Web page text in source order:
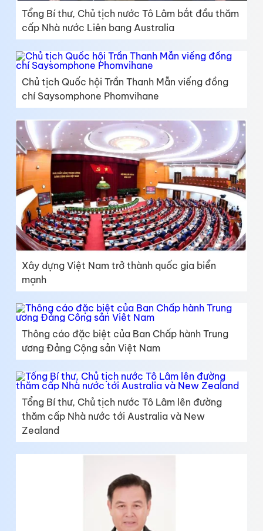
Tổng Bí thư, Chủ tịch nước Tô Lâm bắt đầu thăm
cấp Nhà nước Liên bang Australia
Chủ tịch Quốc hội Trần Thanh Mẫn viếng đồng
chí Saysomphone Phomvihane
Xây dựng Việt Nam trở thành quốc gia biển
mạnh
Thông cáo đặc biệt của Ban Chấp hành Trung
ương Đảng Cộng sản Việt Nam
Tổng Bí thư, Chủ tịch nước Tô Lâm lên đường
thăm cấp Nhà nước tới Australia và New
Zealand